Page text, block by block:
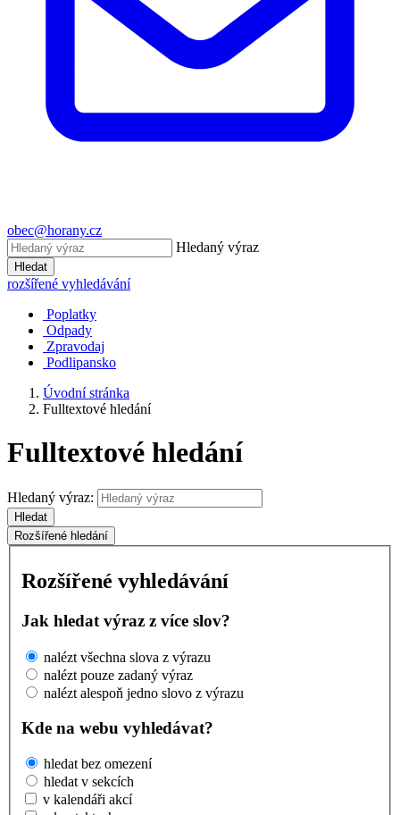
obec@horany.cz
Hledaný výraz
Hledat
rozšířené vyhledávání
Poplatky
Odpady
Zpravodaj
Podlipansko
Úvodní stránka
Fulltextové hledání
Fulltextové hledání
Hledaný výraz:
Hledat
Rozšířené hledání
Rozšířené vyhledávání
Jak hledat výraz z více slov?
nalézt všechna slova z výrazu
nalézt pouze zadaný výraz
nalézt alespoň jedno slovo z výrazu
Kde na webu vyhledávat?
hledat bez omezení
hledat v sekcích
v kalendáři akcí